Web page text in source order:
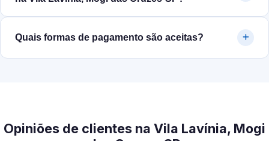
Quais formas de pagamento são aceitas?
Opiniões de clientes na Vila Lavínia, Mogi